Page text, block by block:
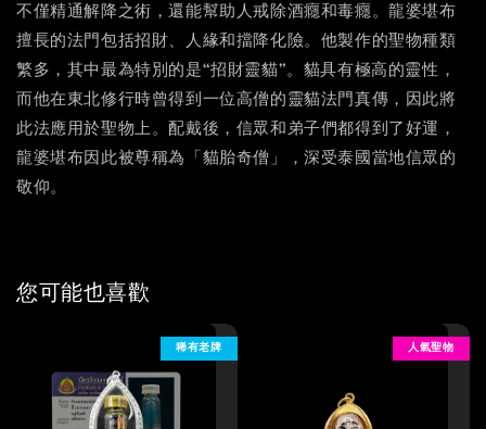
不僅精通解降之術，還能幫助人戒除酒癮和毒癮。龍婆堪布
擅長的法門包括招財、人緣和擋降化險。他製作的聖物種類
繁多，其中最為特別的是“招財靈貓”。貓具有極高的靈性，
而他在東北修行時曾得到一位高僧的靈貓法門真傳，因此將
此法應用於聖物上。配戴後，信眾和弟子們都得到了好運，
龍婆堪布因此被尊稱為「貓胎奇僧」，深受泰國當地信眾的
敬仰。
您可能也喜歡
稀有老牌 人氣聖物